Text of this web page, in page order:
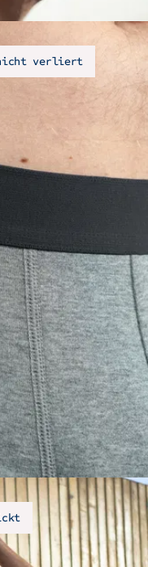
nicht verliert